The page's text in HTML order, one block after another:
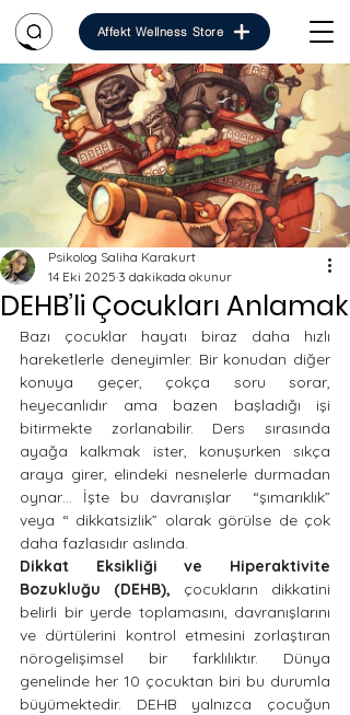
Affekt Wellness Store
DEHB’li Çocukları Anlamak
Psikolog Saliha Karakurt
14 Eki 2025 3 dakikada okunur
Bazı çocuklar hayatı biraz daha hızlı
hareketlerle deneyimler. Bir konudan diğer
konuya geçer, çokça soru sorar,
heyecanlıdır ama bazen başladığı işi
bitirmekte zorlanabilir. Ders sırasında
ayağa kalkmak ister, konuşurken sıkça
araya girer, elindeki nesnelerle durmadan
oynar… İşte bu davranışlar  “şımarıklık”
veya “ dikkatsizlik” olarak görülse de çok
daha fazlasıdır aslında.
Dikkat Eksikliği ve Hiperaktivite
Bozukluğu (DEHB), çocukların dikkatini
belirli bir yerde toplamasını, davranışlarını
ve dürtülerini kontrol etmesini zorlaştıran
nörogelişimsel bir farklılıktır. Dünya
genelinde her 10 çocuktan biri bu durumla
büyümektedir. DEHB yalnızca çocuğun